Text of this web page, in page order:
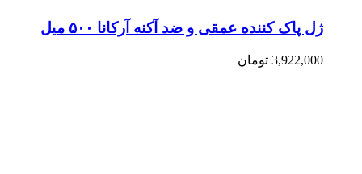
ژل پاک کننده عمقی و ضد آکنه آرکانا ۵۰۰ میل
3,922,000 تومان